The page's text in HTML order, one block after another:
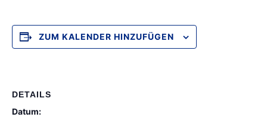
ZUM KALENDER HINZUFÜGEN
DETAILS
Datum: